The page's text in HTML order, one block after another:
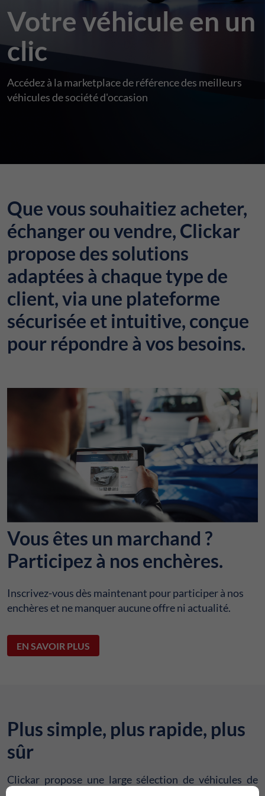
Votre véhicule en un
clic
Accédez à la marketplace de référence des meilleurs
véhicules de société d'occasion
Que vous souhaitiez acheter,
échanger ou vendre, Clickar
propose des solutions
adaptées à chaque type de
client, via une plateforme
sécurisée et intuitive, conçue
pour répondre à vos besoins.
Vous êtes un marchand ?
Participez à nos enchères.
Inscrivez-vous dès maintenant pour participer à nos
enchères et ne manquer aucune offre ni actualité.
EN SAVOIR PLUS
Plus simple, plus rapide, plus
sûr
Clickar propose une large sélection de véhicules de